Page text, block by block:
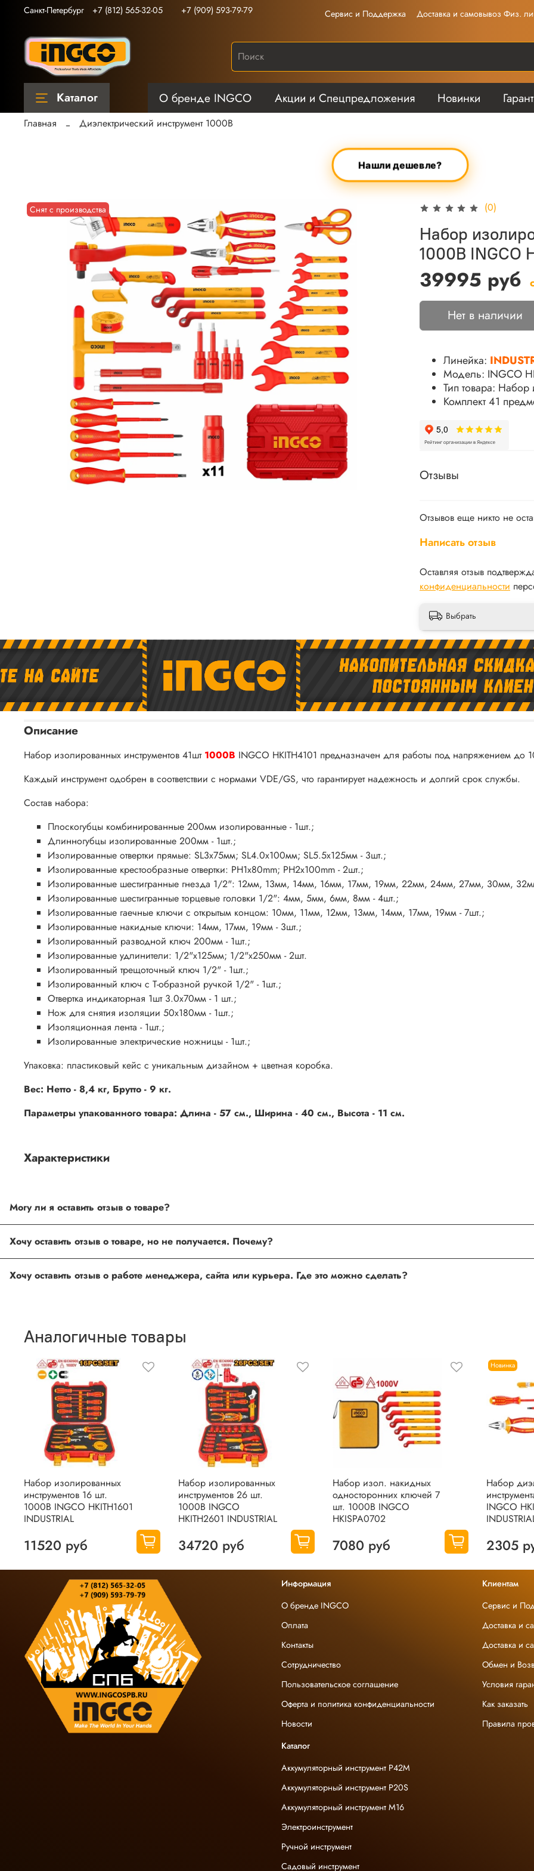
Сервис и Поддержка Доставка и самовывоз Физ.
Санкт-Петербург +7 (812) 565-32-05 +7 (909) 593-79-79
Каталог О бренде INGCO Акции и Спецпредложения Новинки
Главная Диэлектрический инструмент 1000В
Нашли дешевле?
Снят с производства (0)
Набор
1000В INGCO
39995 руб
Нет в наличии
Линейка:
Модель: INGCO
Тип товара: Набор
Комплект 41
Отзывы
Отзывов еще никто не
Написать отзыв
Оставляя отзыв
конфиденциальности
Выбрать
Описание
Набор изолированных инструментов 41шт 1000В INGCO HKITH4101 предназначен для работы под напряжением до
Каждый инструмент одобрен в соответствии с нормами VDE/GS, что гарантирует надежность и долгий срок службы.
Состав набора:
Плоскогубцы комбинированные 200мм изолированные - 1шт.;
Длинногубцы изолированные 200мм - 1шт.;
Изолированные отвертки прямые: SL3x75мм; SL4.0x100мм; SL5.5х125мм - 3шт.;
Изолированные крестообразные отвертки: PH1x80mm; PH2x100mm - 2шт.;
Изолированные шестигранные гнезда 1/2": 12мм, 13мм, 14мм, 16мм, 17мм, 19мм, 22мм, 24мм, 27мм, 30мм,
Изолированные шестигранные торцевые головки 1/2": 4мм, 5мм, 6мм, 8мм - 4шт.;
Изолированные гаечные ключи с открытым концом: 10мм, 11мм, 12мм, 13мм, 14мм, 17мм, 19мм - 7шт.;
Изолированные накидные ключи: 14мм, 17мм, 19мм - 3шт.;
Изолированный разводной ключ 200мм - 1шт.;
Изолированные удлинители: 1/2"x125мм; 1/2"x250мм - 2шт.
Изолированный трещоточный ключ 1/2" - 1шт.;
Изолированный ключ с Т-образной ручкой 1/2" - 1шт.;
Отвертка индикаторная 1шт 3.0x70мм - 1 шт.;
Нож для снятия изоляции 50x180мм - 1шт.;
Изоляционная лента - 1шт.;
Изолированные электрические ножницы - 1шт.;
Упаковка: пластиковый кейс с уникальным дизайном + цветная коробка.
Вес: Нетто - 8,4 кг, Брутто - 9 кг.
Параметры упакованного товара: Длина - 57 см., Ширина - 40 см., Высота - 11 см.
Характеристики
Могу ли я оставить отзыв о товаре?
товарах проходят модерацию.
Хочу оставить отзыв о товаре, но не получается. Почему?
ingco.or.itk@gmail.com; ingco.spb@mail.ru
Хочу оставить отзыв о работе менеджера, сайта или курьера. Где это можно сделать?
Оставить отзыв о покупке
Аналогичные товары
Набор изолированных
инструментов 16 шт.
1000В INGCO HKITH1601
INDUSTRIAL
11520 руб
Набор изолированных
инструментов 26 шт.
1000В INGCO
HKITH2601 INDUSTRIAL
34720 руб
Набор изол. накидных
односторонних ключей 7
шт. 1000В INGCO
HKISPA0702
7080 руб
Новинка
Набор
INGCO
2305
Информация
О бренде INGCO
Оплата
Контакты
Сотрудничество
Пользовательское соглашение
Оферта и политика конфиденциальности
Новости
Клиентам
Сервис и
Доставка и
Доставка и
Обмен и
Условия
Как заказать
Правила
Каталог
Аккумуляторный инструмент P42M
Аккумуляторный инструмент P20S
Аккумуляторный инструмент M16
Электроинструмент
Ручной инструмент
Садовый инструмент